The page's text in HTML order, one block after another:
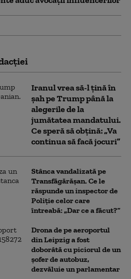
Iranul vrea să-l țină în
șah pe Trump până la
alegerile de la
jumătatea mandatului.
Ce speră să obțină: „Va
continua să facă jocuri”
Stânca vandalizată pe
Transfăgărășan. Ce le
răspunde un inspector de
Poliție celor care
întreabă: „Dar ce a făcut?”
Drona de pe aeroportul
din Leipzig a fost
doborâtă cu piciorul de un
şofer de autobuz,
dezvăluie un parlamentar